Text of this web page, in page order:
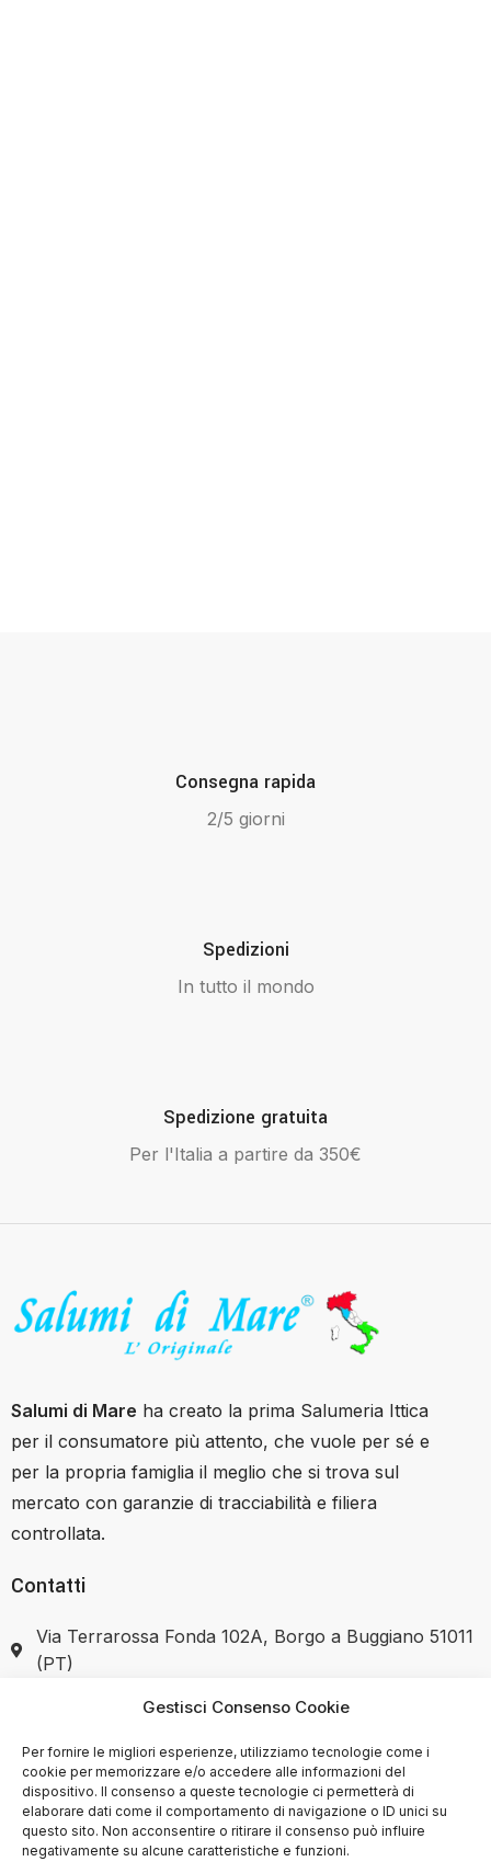
Gestisci Consenso Cookie
Per fornire le migliori esperienze, utilizziamo tecnologie come i
cookie per memorizzare e/o accedere alle informazioni del
dispositivo. Il consenso a queste tecnologie ci permetterà di
elaborare dati come il comportamento di navigazione o ID unici su
questo sito. Non acconsentire o ritirare il consenso può influire
negativamente su alcune caratteristiche e funzioni.
Consegna rapida
2/5 giorni
Spedizioni
In tutto il mondo
Spedizione gratuita
Per l'Italia a partire da 350€
Salumi di Mare ha creato la prima Salumeria Ittica
per il consumatore più attento, che vuole per sé e
per la propria famiglia il meglio che si trova sul
mercato con garanzie di tracciabilità e filiera
controllata.
Contatti
Via Terrarossa Fonda 102A, Borgo a Buggiano 51011
(PT)
+39 351 7446037
SHOP